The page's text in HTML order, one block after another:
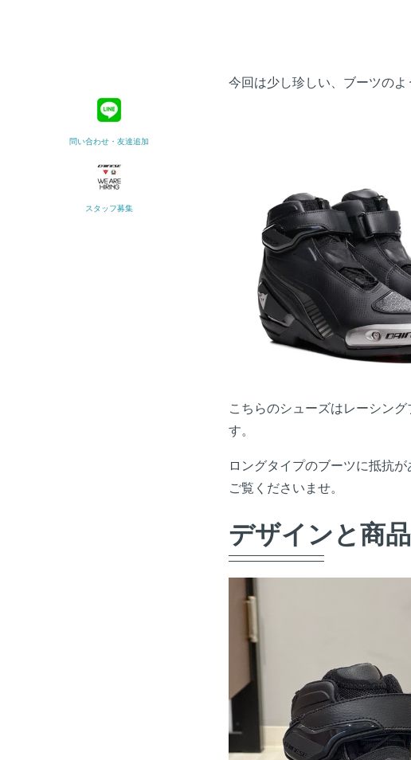
問い合わせ・友達追加
スタッフ募集
今回は少し珍しい、ブーツの
こちらのシューズはレーシン
す。
ロングタイプのブーツに抵抗
ご覧くださいませ。
デザインと商